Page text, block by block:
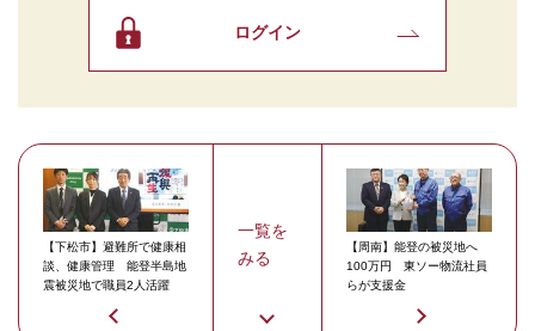
ログイン
【下松市】避難所で健康相
談、健康管理 能登半島地
震被災地で職員2人活躍
一覧を
みる
【周南】能登の被災地へ
100万円 東ソー物流社員
らが支援金